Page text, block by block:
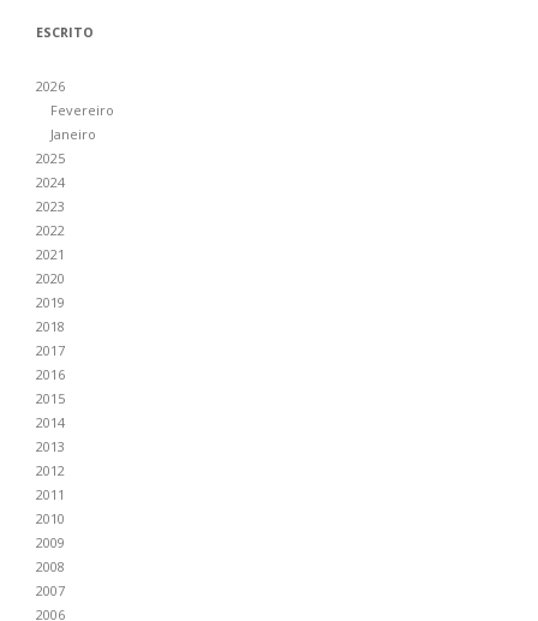
ESCRITO
2026
Fevereiro
Janeiro
2025
2024
2023
2022
2021
2020
2019
2018
2017
2016
2015
2014
2013
2012
2011
2010
2009
2008
2007
2006